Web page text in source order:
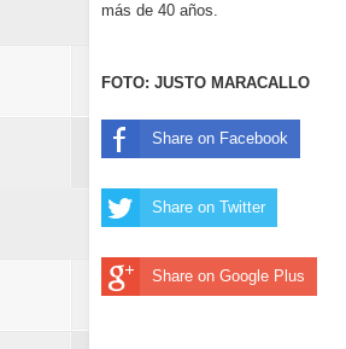
más de 40 años.
FOTO: JUSTO MARACALLO
Share on Facebook
Share on Twitter
Share on Google Plus